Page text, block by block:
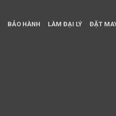
BẢO HÀNH LÀM ĐẠI LÝ ĐẶT